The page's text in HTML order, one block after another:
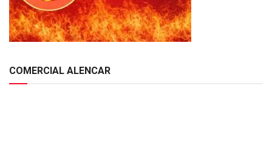
COMERCIAL ALENCAR